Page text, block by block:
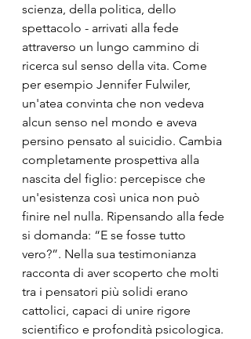
scienza, della politica, dello
spettacolo - arrivati alla fede
attraverso un lungo cammino di
ricerca sul senso della vita. Come
per esempio Jennifer Fulwiler,
un'atea convinta che non vedeva
alcun senso nel mondo e aveva
persino pensato al suicidio. Cambia
completamente prospettiva alla
nascita del figlio: percepisce che
un'esistenza così unica non può
finire nel nulla. Ripensando alla fede
si domanda: “E se fosse tutto
vero?”. Nella sua testimonianza
racconta di aver scoperto che molti
tra i pensatori più solidi erano
cattolici, capaci di unire rigore
scientifico e profondità psicologica.